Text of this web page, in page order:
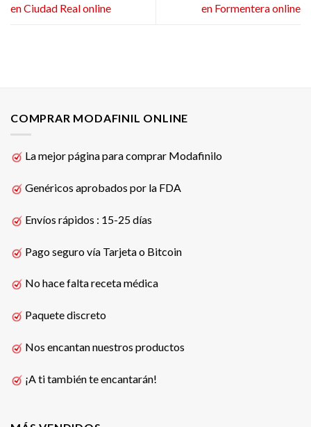
en Ciudad Real online
en Formentera online
COMPRAR MODAFINIL ONLINE
La mejor página para comprar Modafinilo
Genéricos aprobados por la FDA
Envíos rápidos : 15-25 días
Pago seguro vía Tarjeta o Bitcoin
No hace falta receta médica
Paquete discreto
Nos encantan nuestros productos
¡A ti también te encantarán!